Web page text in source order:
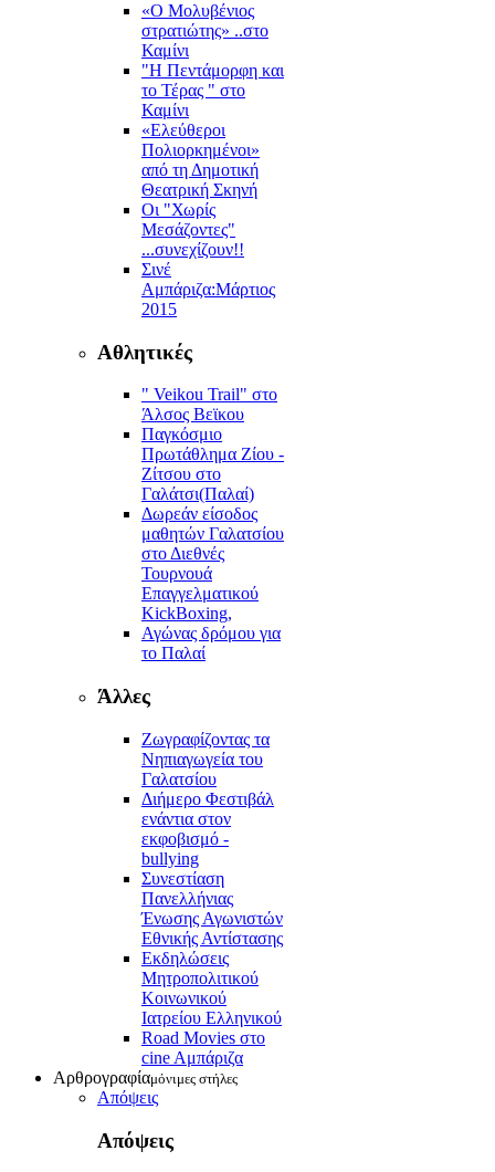
«Ο Μολυβένιος
στρατιώτης» ..στο
Καμίνι
"Η Πεντάμορφη και
το Τέρας " στο
Καμίνι
«Ελεύθεροι
Πολιορκημένοι»
από τη Δημοτική
Θεατρική Σκηνή
Οι "Χωρίς
Μεσάζοντες"
...συνεχίζουν!!
Σινέ
Αμπάριζα:Mάρτιος
2015
Αθλητικές
" Veikou Trail" στο
Άλσος Βεϊκου
Παγκόσμιο
Πρωτάθλημα Ζίου -
Ζίτσου στο
Γαλάτσι(Παλαί)
Δωρεάν είσοδος
μαθητών Γαλατσίου
στο Διεθνές
Τουρνουά
Επαγγελματικού
KickBoxing,
Αγώνας δρόμου για
το Παλαί
Άλλες
Ζωγραφίζοντας τα
Νηπιαγωγεία του
Γαλατσίου
Διήμερο Φεστιβάλ
ενάντια στον
εκφοβισμό -
bullying
Συνεστίαση
Πανελλήνιας
Ένωσης Αγωνιστών
Εθνικής Αντίστασης
Εκδηλώσεις
Μητροπολιτικού
Κοινωνικού
Ιατρείου Ελληνικού
Road Movies στο
cine Aμπάριζα
Αρθρογραφίαμόνιμες στήλες
Απόψεις
Απόψεις